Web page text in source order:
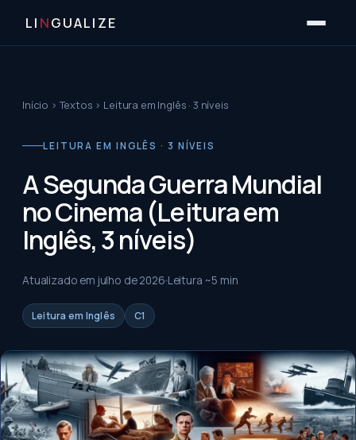
LI NGUALIZE
Início ›Textos › Leitura em Inglês · 3 níveis
LEITURA EM INGLÊS · 3 NÍVEIS
A Segunda Guerra Mundial
no Cinema (Leitura em
Inglês, 3 níveis)
Atualizado em julho de 2026Leitura ~5 min
Leitura em Inglês C1